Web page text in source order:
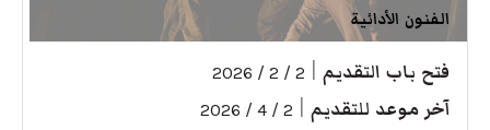
الفنون الأدائية
فتح باب التقديم 2 / 2 / 2026
آخر موعد للتقديم 2 / 4 / 2026